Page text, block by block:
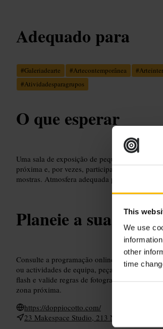
This
We use
other
time
Adequado para
#Galeriadearte #Artecontemporânea #
#Atividadesparagrupos
O que esperar
Uma sala de exposição de pequena dimensão
próxima e, por vezes, participação do
mostras. Atmosfera adequada para quem
Planeie a sua visita
Consulte a programação online antes de ir, as
ou actividades de equipa, peça informações
flash e valide regras de fotografia junto da
zona próxima.
https://doppiocotto.com/
23 Makespace Studio, 213 Newnham